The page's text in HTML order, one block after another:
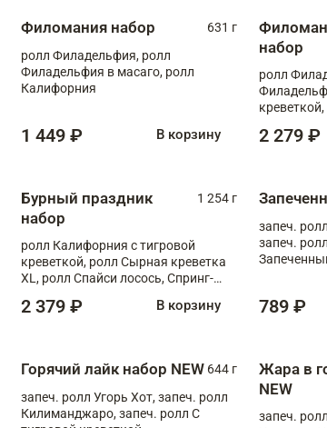
Филомания набор
631 г
ролл Филадельфия, ролл
Филадельфия в масаго, ролл
Калифорния
1 449 ₽ В корзину
набор
ролл
2 279 ₽
Бурный праздник
набор
1 254 г
ролл Калифорния с тигровой
креветкой, ролл Сырная креветка
XL, ролл Спайси лосось, Спринг-
Медовая креветка
2 379 ₽ В корзину
запеч.
запеч.
789 ₽
Горячий лайк набор NEW 644 г
запеч. ролл Угорь Хот, запеч. ролл
Килиманджаро, запеч. ролл С
Жара в
NEW
запеч.